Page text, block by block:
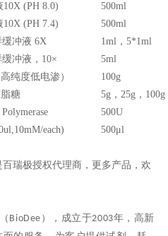
(PH 8.0)
500ml
(PH 7.4)
500ml
冲液 6X
1ml，5*1ml
冲液，10×
5ml
纯度低电渗）
100g
糖
5g，25g，100g
500U
each) 500μl
瑞极授权代理商，更多产品，欢
BioDee ），成立于2003年，高新